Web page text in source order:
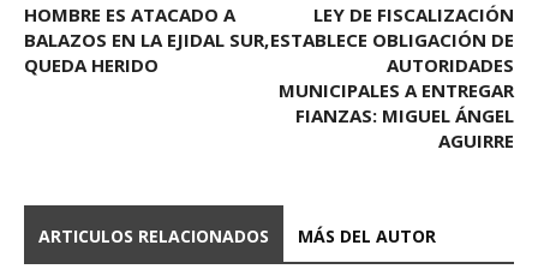
HOMBRE ES ATACADO A
BALAZOS EN LA EJIDAL SUR,
QUEDA HERIDO
LEY DE FISCALIZACIÓN
ESTABLECE OBLIGACIÓN DE
AUTORIDADES
MUNICIPALES A ENTREGAR
FIANZAS: MIGUEL ÁNGEL
AGUIRRE
ARTICULOS RELACIONADOS MÁS DEL AUTOR